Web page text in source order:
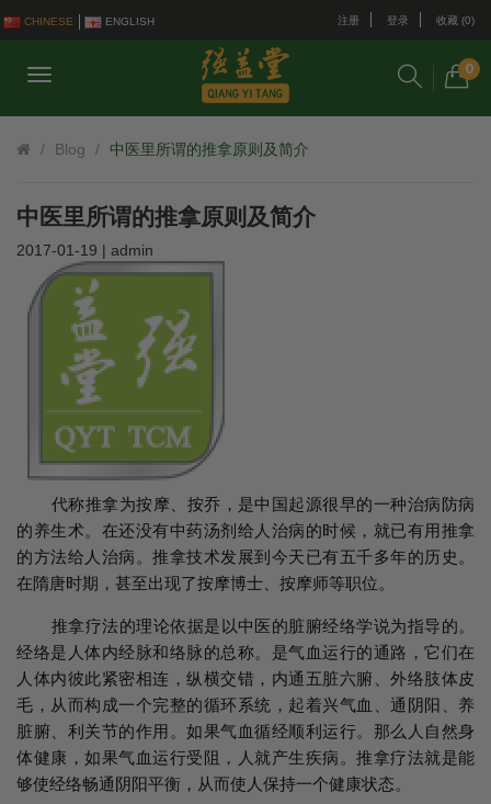
CHINESE ENGLISH 注册 登录 收藏 (0)
0
Blog 中医里所谓的推拿原则及简介
中医里所谓的推拿原则及简介
2017-01-19 | admin
代称推拿为按摩、按乔，是中国起源很早的一种治病防病
的养生术。在还没有中药汤剂给人治病的时候，就已有用推拿
的方法给人治病。推拿技术发展到今天已有五千多年的历史。
在隋唐时期，甚至出现了按摩博士、按摩师等职位。
推拿疗法的理论依据是以中医的脏腑经络学说为指导的。
经络是人体内经脉和络脉的总称。是气血运行的通路，它们在
人体内彼此紧密相连，纵横交错，内通五脏六腑、外络肢体皮
毛，从而构成一个完整的循环系统，起着兴气血、通阴阳、养
脏腑、利关节的作用。如果气血循经顺利运行。那么人自然身
体健康，如果气血运行受阻，人就产生疾病。推拿疗法就是能
够使经络畅通阴阳平衡，从而使人保持一个健康状态。